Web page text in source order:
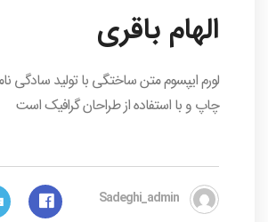
الهام باقری
لورم ایپسوم متن ساختگی با تولید سادگی
چاپ و با استفاده از طراحان گرافیک است
Sadeghi_admin